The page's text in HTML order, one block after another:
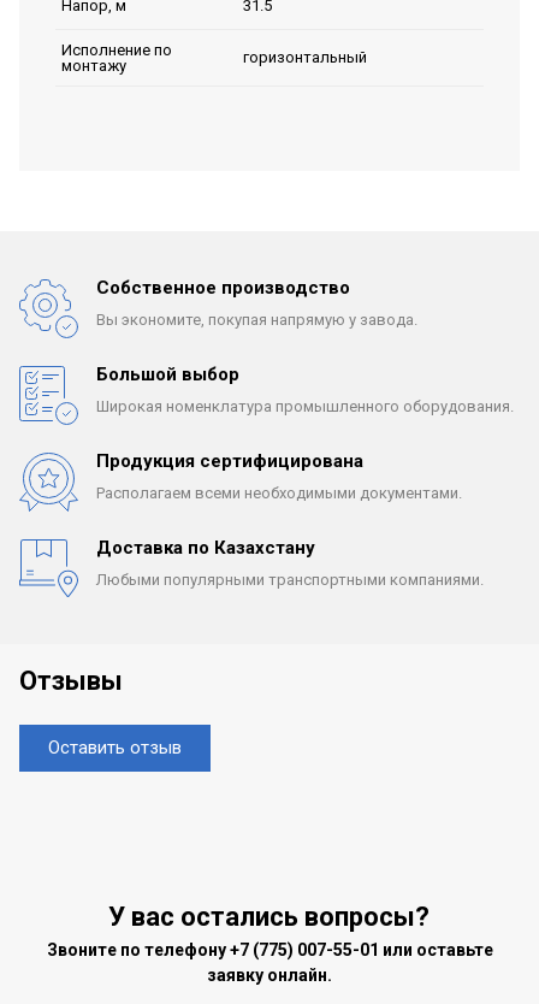
Напор, м 31.5
Исполнение по
монтажу
горизонтальный
Собственное производство
Вы экономите, покупая напрямую у завода.
Большой выбор
Широкая номенклатура промышленного оборудования.
Продукция сертифицирована
Располагаем всеми необходимыми документами.
Доставка по Казахстану
Любыми популярными транспортными компаниями.
Отзывы
Оставить отзыв
У вас остались вопросы?
Звоните по телефону+7 (775) 007-55-01 или оставьте
заявку онлайн.